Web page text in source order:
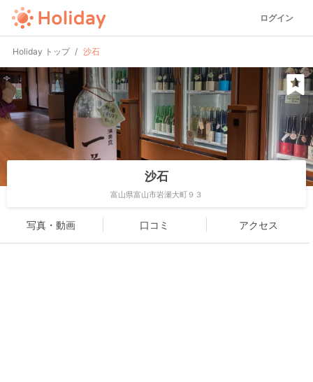
ログイン
Holiday トップ 沙石
沙石
富山県富山市岩瀬大町９３
写真・動画 口コミ アクセス